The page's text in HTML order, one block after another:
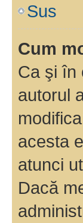
Sus
Cum
Ca şi în
autorul
acesta
atunci
Dacă